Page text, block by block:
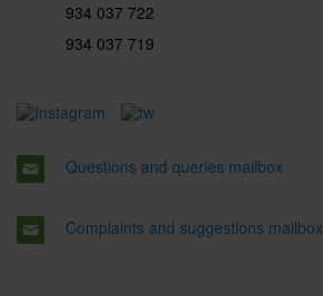
934 037 722
934 037 719
Questions and queries mailbox
Complaints and suggestions mailbox